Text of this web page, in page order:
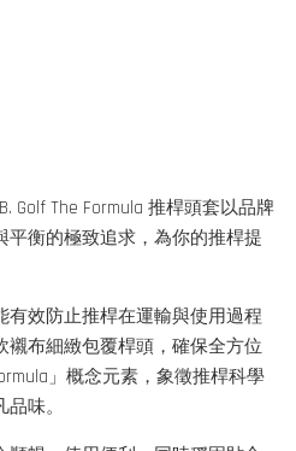
Golf The Formula 推桿頭套以品牌
衡的極致追求，為你的推桿提
有效防止推桿在運輸與使用過程
襯布細緻包覆桿頭，確保全方位
」概念元素，象徵推桿科學
味。